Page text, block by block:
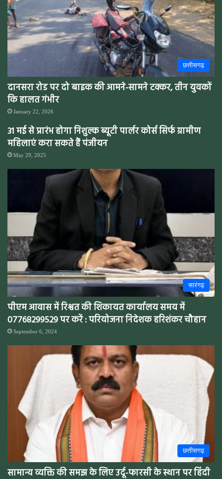
छत्तीसगढ़
दानसरा रोड पर दो बाइक की आमने-सामने टक्कर, तीन युवकों
कि हालत गंभीर
January 22, 2026
31 मई से प्रारंभ होगा निशुल्क ब्यूटी पार्लर कोर्स सिर्फ ग्रामीण
महिलाएं करा सकते हैं पंजीयन
May 29, 2025
सारंगढ़
पीएम आवास में रिश्वत की शिकायत कार्यालय समय में
07768299529 पर करें : परियोजना निदेशक हरिशंकर चौहान
September 6, 2024
छत्तीसगढ़
सामान्य व्यक्ति की समझ के लिए उर्दू-फारसी के स्थान पर हिंदी